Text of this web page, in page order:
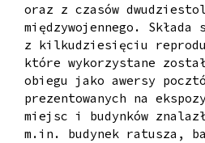
oraz z czasów
międzywojennego. Składa
z kilkudziesięciu
które wykorzystane
obiegu jako awersy
prezentowanych na
miejsc i budynków
m.in. budynek ratusza,